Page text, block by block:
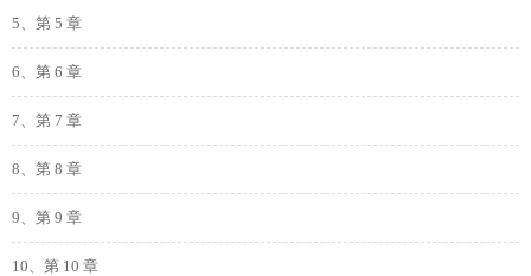
5、第 5 章
6、第 6 章
7、第 7 章
8、第 8 章
9、第 9 章
10、第 10 章